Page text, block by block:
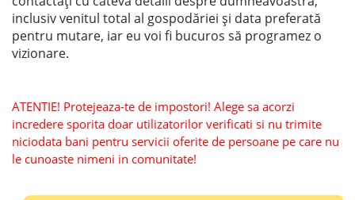
inclusiv venitul total al gospodăriei și data preferată
pentru mutare, iar eu voi fi bucuros să programez o
vizionare.
ATENTIE! Protejeaza-te de impostori! Alege sa acorzi
incredere sporita doar utilizatorilor verificati si nu trimite
niciodata bani pentru servicii oferite de persoane pe care nu
le cunoaste nimeni in comunitate!